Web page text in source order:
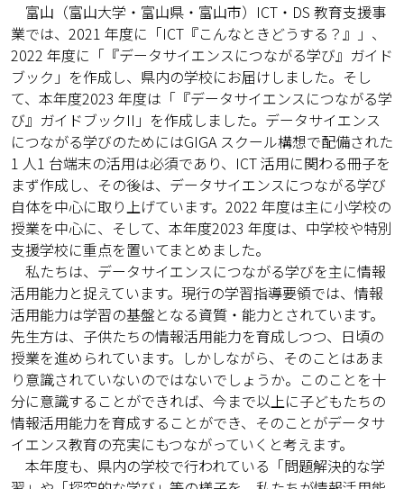
富山（富山大学・富山県・富山市）ICT・DS 教育支援事
業では、2021 年度に「ICT『こんなときどうする？』」、
2022 年度に「『データサイエンスにつながる学び』ガイド
ブック」を作成し、県内の学校にお届けしました。そし
て、本年度2023 年度は「『データサイエンスにつながる学
び』ガイドブックII」を作成しました。データサイエンス
につながる学びのためにはGIGA スクール構想で配備された
1 人1 台端末の活用は必須であり、ICT 活用に関わる冊子を
まず作成し、その後は、データサイエンスにつながる学び
自体を中心に取り上げています。2022 年度は主に小学校の
授業を中心に、そして、本年度2023 年度は、中学校や特別
支援学校に重点を置いてまとめました。
私たちは、データサイエンスにつながる学びを主に情報
活用能力と捉えています。現行の学習指導要領では、情報
活用能力は学習の基盤となる資質・能力とされています。
先生方は、子供たちの情報活用能力を育成しつつ、日頃の
授業を進められています。しかしながら、そのことはあま
り意識されていないのではないでしょうか。このことを十
分に意識することができれば、今まで以上に子どもたちの
情報活用能力を育成することができ、そのことがデータサ
イエンス教育の充実にもつながっていくと考えます。
本年度も、県内の学校で行われている「問題解決的な学